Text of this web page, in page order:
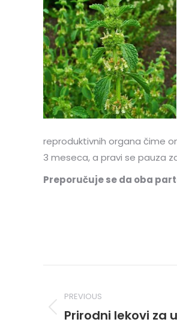
reproduktivnih organa čime
3 meseca, a pravi se pauza
Preporučuje se da oba
navigation
PREVIOUS
Previous
Prirodni lekovi za